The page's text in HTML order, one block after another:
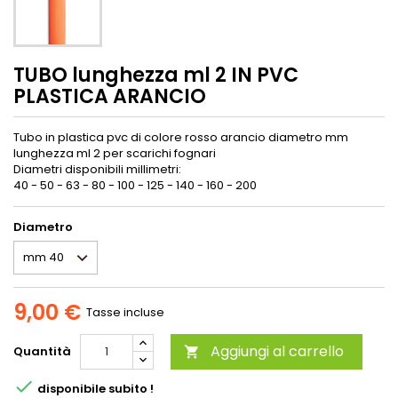
TUBO lunghezza ml 2 IN PVC
PLASTICA ARANCIO
Tubo in plastica pvc di colore rosso arancio diametro mm
lunghezza ml 2 per scarichi fognari
Diametri disponibili millimetri:
40 - 50 - 63 - 80 - 100 - 125 - 140 - 160 - 200
Diametro
9,00 € Tasse incluse
Quantità  Aggiungi al carrello
 disponibile subito !